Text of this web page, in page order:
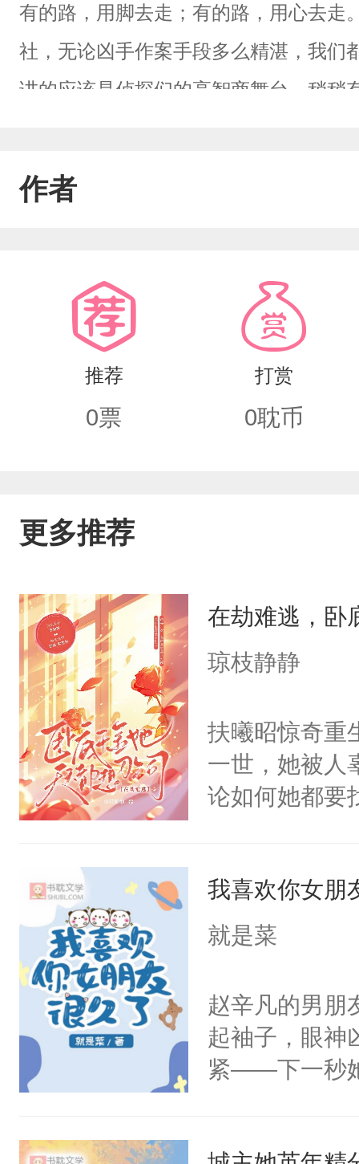
有的路，用脚去走；有的路，用心去走
社，无论凶手作案手段多么精湛，我们
讲的应该是侦探们的高智商舞台，稍稍
作者
推荐
0票
打赏
0耽币
更多推荐
在劫难逃，卧
琼枝静静
扶曦昭惊奇重
一世，她被人
论如何她都要
人注意。现代
过梦境解决问
冷，她也咬牙
仇人没先找到
为家常便饭。
次魔鬼般的冲
的光:“这个世
我喜欢你女朋
就是菜
赵辛凡的男朋
起袖子，眼神
紧——下一秒